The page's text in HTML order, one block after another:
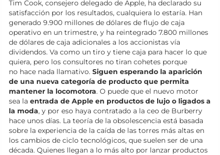
Tim Cook, consejero delegado de Apple, ha declarado su
satisfacción por los resultados, cualquiera lo estaría. Han
generado 9.900 millones de dólares de flujo de caja
operativo en un trimestre, y ha reintegrado 7.800 millones
de dólares de caja adicionales a los accionistas vía
dividendos. Va como un tiro y tiene caja para hacer lo que
quiera, pero los consultores no tiran cohetes porque
no hace nada llamativo. Siguen esperando la aparición
de una nueva categoría de producto que permita
mantener la locomotora. O puede que el nuevo motor
sea la entrada de Apple en productos de lujo o ligados a
la moda, y por eso haya contratado a la ceo de Burberry
hace unos días. La teoría de la obsolescencia está basada
sobre la experiencia de la caída de las torres más altas en
los cambios de ciclo tecnológicos, que suelen ser de una
década. Quienes llegan a lo más alto por lanzar productos